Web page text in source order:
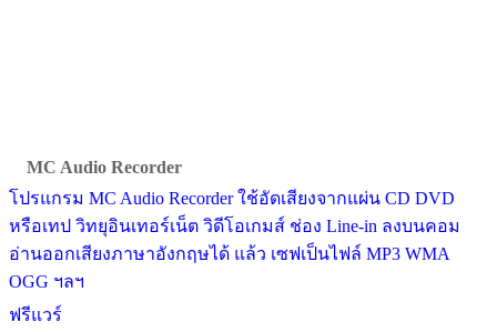
MC Audio Recorder
โปรแกรม MC Audio Recorder ใช้อัดเสียงจากแผ่น CD DVD
หรือเทป วิทยุอินเทอร์เน็ต วิดีโอเกมส์ ช่อง Line-in ลงบนคอม
อ่านออกเสียงภาษาอังกฤษได้ แล้ว เซฟเป็นไฟล์ MP3 WMA
OGG ฯลฯ
ฟรีแวร์